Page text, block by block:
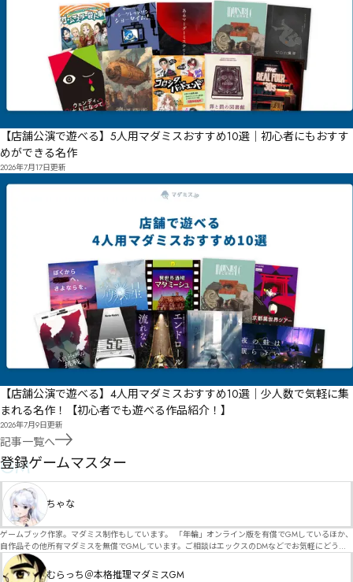
【店舗公演で遊べる】5人用マダミスおすすめ10選｜初心者にもおすす
めができる名作
2026年7月17日更新
【店舗公演で遊べる】4人用マダミスおすすめ10選｜少人数で気軽に集
まれる名作！【初心者でも遊べる作品紹介！】
2026年7月9日更新
記事一覧へ
GM
登録ゲームマスター
ちゃな
ゲームブック作家。マダミス制作もしています。 「年輪」オンライン版を有償でGMしているほか、
自作品その他所有マダミスを無償でGMしています。ご相談はエックスのDMなどでお気軽にどう
ぞ。
むらっち＠本格推理マダミスGM